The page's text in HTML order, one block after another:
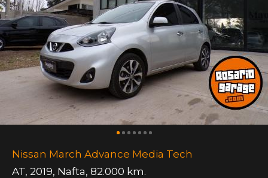
Nissan March Advance Media Tech
AT, 2019, Nafta, 82.000 km.